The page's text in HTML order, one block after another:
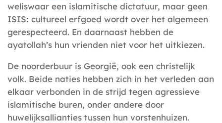
weliswaar een islamitische dictatuur, maar geen
ISIS: cultureel erfgoed wordt over het algemeen
gerespecteerd. En daarnaast hebben de
ayatollah’s hun vrienden niet voor het uitkiezen.
De noorderbuur is Georgië, ook een christelijk
volk. Beide naties hebben zich in het verleden aan
elkaar verbonden in de strijd tegen agressieve
islamitische buren, onder andere door
huwelijksallianties tussen hun vorstenhuizen.